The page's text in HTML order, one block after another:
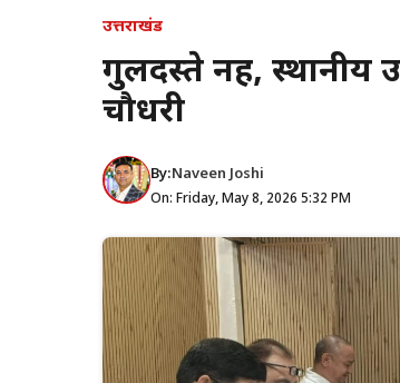
उत्तराखंड
गुलदस्ते नहीं, स्थानीय
चौधरी
By:Naveen Joshi
On: Friday, May 8, 2026 5:32 PM